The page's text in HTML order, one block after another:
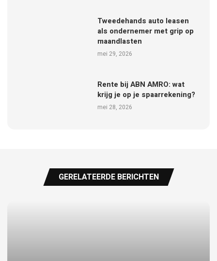
Tweedehands auto leasen
als ondernemer met grip op
maandlasten
mei 29, 2026
Rente bij ABN AMRO: wat
krijg je op je spaarrekening?
mei 28, 2026
GERELATEERDE BERICHTEN